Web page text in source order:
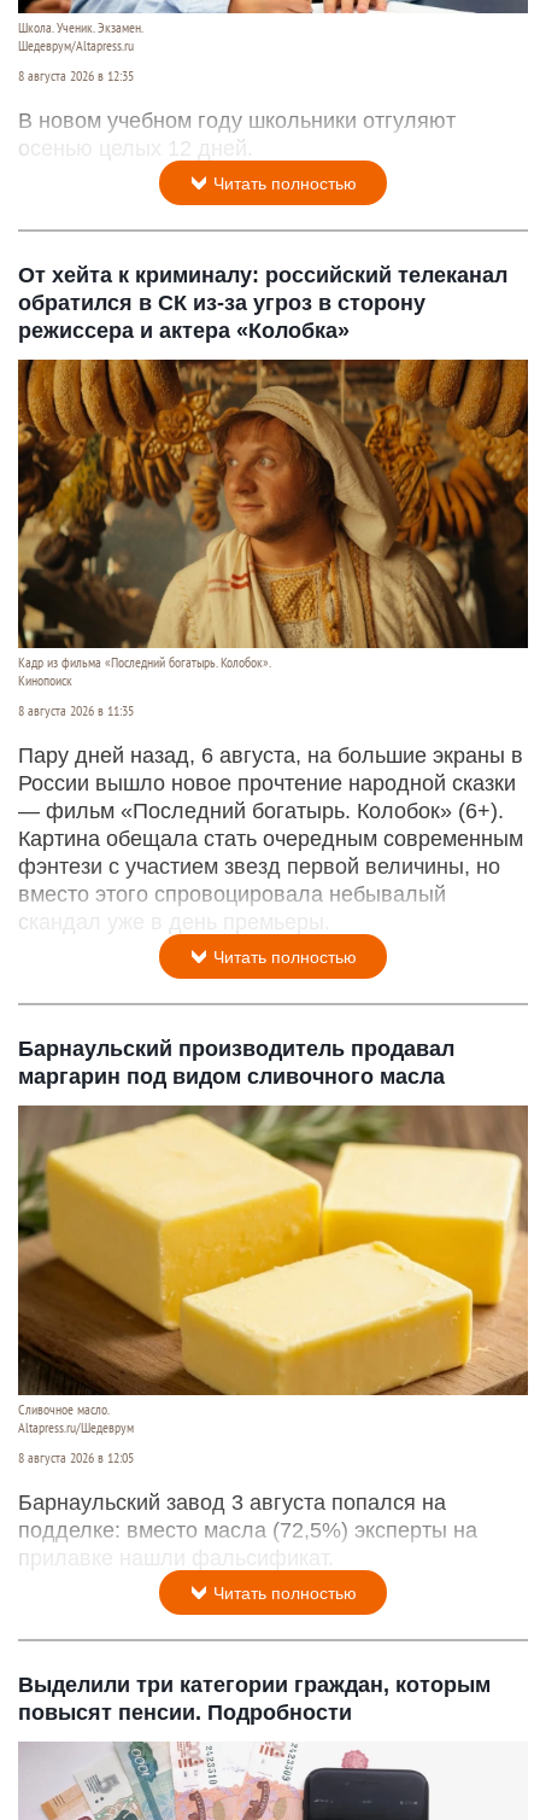
Школа. Ученик. Экзамен.
Шедеврум/Altapress.ru
8 августа 2026 в 12:35
В новом учебном году школьники отгуляют
осенью целых 12 дней.
Читать полностью
От хейта к криминалу: российский телеканал
обратился в СК из-за угроз в сторону
режиссера и актера «Колобка»
Кадр из фильма «Последний богатырь. Колобок».
Кинопоиск
8 августа 2026 в 11:35
Пару дней назад, 6 августа, на большие экраны в
России вышло новое прочтение народной сказки
— фильм «Последний богатырь. Колобок» (6+).
Картина обещала стать очередным современным
фэнтези с участием звезд первой величины, но
вместо этого спровоцировала небывалый
скандал уже в день премьеры.
Читать полностью
Барнаульский производитель продавал
маргарин под видом сливочного масла
Сливочное масло.
Altapress.ru/Шедеврум
8 августа 2026 в 12:05
Барнаульский завод 3 августа попался на
подделке: вместо масла (72,5%) эксперты на
прилавке нашли фальсификат.
Читать полностью
Выделили три категории граждан, которым
повысят пенсии. Подробности